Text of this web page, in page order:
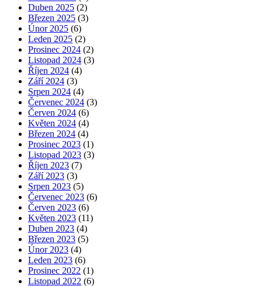
Duben 2025 (2)
Březen 2025 (3)
Únor 2025 (6)
Leden 2025 (2)
Prosinec 2024 (2)
Listopad 2024 (3)
Říjen 2024 (4)
Září 2024 (3)
Srpen 2024 (4)
Červenec 2024 (3)
Červen 2024 (6)
Květen 2024 (4)
Březen 2024 (4)
Prosinec 2023 (1)
Listopad 2023 (3)
Říjen 2023 (7)
Září 2023 (3)
Srpen 2023 (5)
Červenec 2023 (6)
Červen 2023 (6)
Květen 2023 (11)
Duben 2023 (4)
Březen 2023 (5)
Únor 2023 (4)
Leden 2023 (6)
Prosinec 2022 (1)
Listopad 2022 (6)